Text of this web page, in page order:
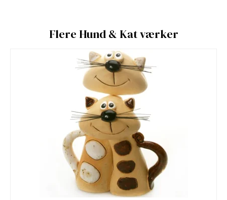
Flere Hund & Kat værker